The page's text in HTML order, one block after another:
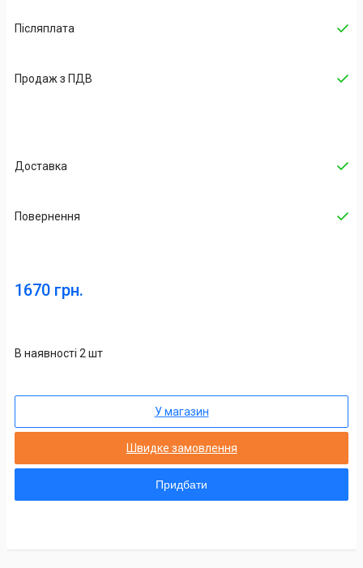
Післяплата
Продаж з ПДВ
Доставка
Повернення
1670 грн.
В наявності 2 шт
У магазин
Швидке замовлення
Придбати